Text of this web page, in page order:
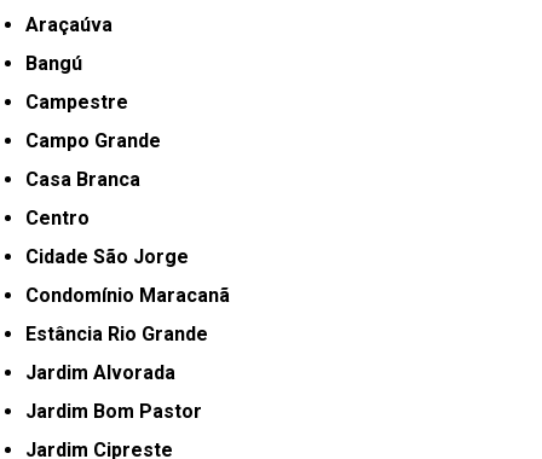
Araçaúva
Bangú
Campestre
Campo Grande
Casa Branca
Centro
Cidade São Jorge
Condomínio Maracanã
Estância Rio Grande
Jardim Alvorada
Jardim Bom Pastor
Jardim Cipreste